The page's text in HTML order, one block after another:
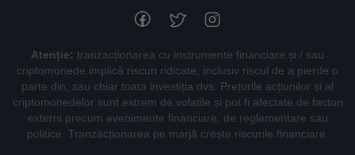
Atenție: tranzacționarea cu instrumente financiare și / sau
criptomonede implică riscuri ridicate, inclusiv riscul de a pierde o
parte din, sau chiar toata investiția dvs. Prețurile acțiunilor și al
criptomonedelor sunt extrem de volatile și pot fi afectate de factori
externi precum evenimente financiare, de reglementare sau
politice. Tranzacționarea pe marjă crește riscurile financiare.